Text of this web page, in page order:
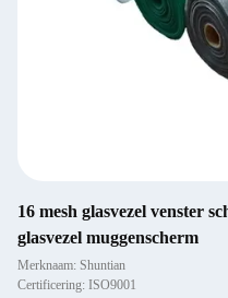
16 mesh glasvezel venster
glasvezel muggenscherm
Merknaam: Shuntian
Certificering: ISO9001